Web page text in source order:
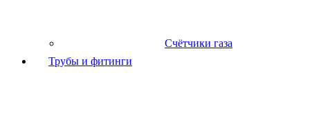
Счётчики газа
Трубы и фитинги